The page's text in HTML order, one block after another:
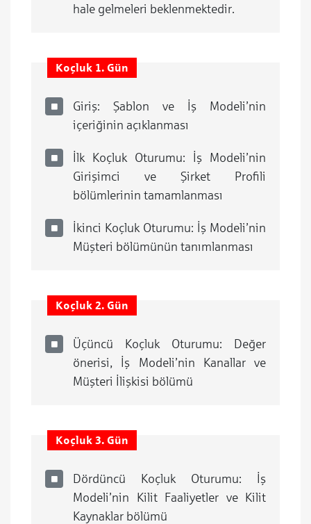
hale gelmeleri beklenmektedir.
Koçluk 1. Gün
Giriş: Şablon ve İş Modeli’nin
içeriğinin açıklanması
İlk Koçluk Oturumu: İş Modeli’nin
Girişimci ve Şirket Profili
bölümlerinin tamamlanması
İkinci Koçluk Oturumu: İş Modeli’nin
Müşteri bölümünün tanımlanması
Koçluk 2. Gün
Üçüncü Koçluk Oturumu: Değer
önerisi, İş Modeli’nin Kanallar ve
Müşteri İlişkisi bölümü
Koçluk 3. Gün
Dördüncü Koçluk Oturumu: İş
Modeli’nin Kilit Faaliyetler ve Kilit
Kaynaklar bölümü